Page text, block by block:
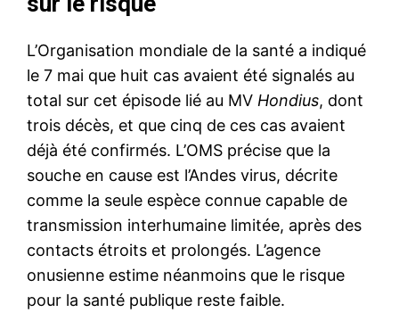
L’Organisation mondiale de la santé a indiqué
le 7 mai que huit cas avaient été signalés au
total sur cet épisode lié au MV Hondius, dont
trois décès, et que cinq de ces cas avaient
déjà été confirmés. L’OMS précise que la
souche en cause est l’Andes virus, décrite
comme la seule espèce connue capable de
transmission interhumaine limitée, après des
contacts étroits et prolongés. L’agence
onusienne estime néanmoins que le risque
pour la santé publique reste faible.